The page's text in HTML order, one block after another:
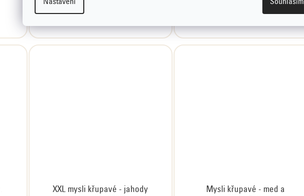
Nastavení Souhlasím
XXL mysli křupavé - jahody
Mysli křupavé - med a